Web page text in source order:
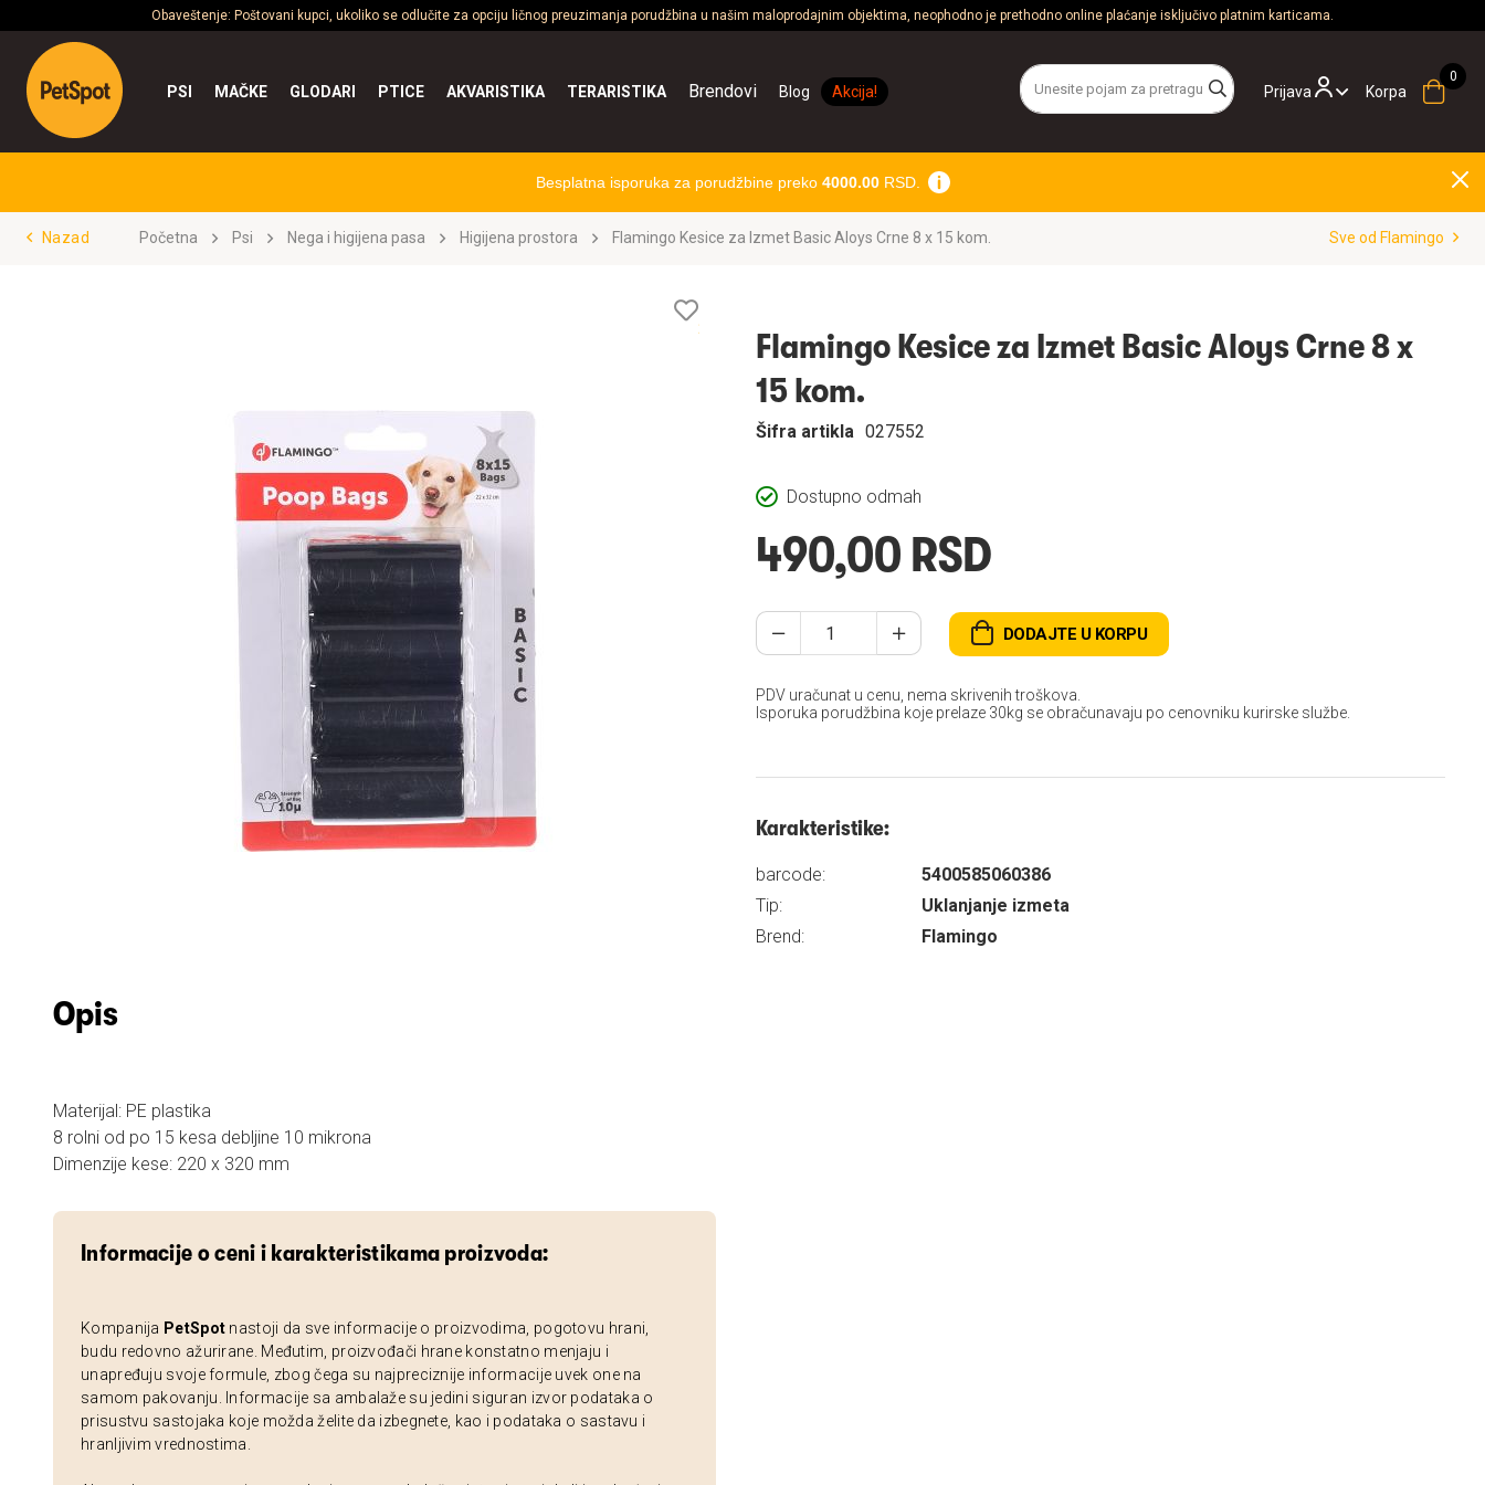
Obaveštenje: Poštovani kupci, ukoliko se odlučite za opciju ličnog preuzimanja porudžbina u našim maloprodajnim objektima, neophodno je prethodno online plaćanje isključivo platnim karticama.
Prijava
PSI MAČKE GLODARI PTICE AKVARISTIKA TERARISTIKA Brendovi Blog Akcija! Korpa
Besplatna isporuka za porudžbine preko 4000.00RSD.
Nazad Početna Psi Nega i higijena pasa Higijena prostora Flamingo Kesice za Izmet Basic Aloys Crne 8 x 15 kom. Sve od Flamingo
Opis
Materijal: PE plastika
8 rolni od po 15 kesa debljine 10 mikrona
Dimenzije kese: 220 x 320 mm
Informacije o ceni i karakteristikama proizvoda:
Kompanija PetSpot nastoji da sve informacije o proizvodima, pogotovu hrani,
budu redovno ažurirane. Međutim, proizvođači hrane konstatno menjaju i
unapređuju svoje formule, zbog čega su najpreciznije informacije uvek one na
samom pakovanju. Informacije sa ambalaže su jedini siguran izvor podataka o
prisustvu sastojaka koje možda želite da izbegnete, kao i podataka o sastavu i
hranljivim vrednostima.
želja
Flamingo Kesice za Izmet Basic Aloys Crne 8 x
15 kom.
Dostupno odmah
Šifra artikla 027552
490,00 RSD
DODAJTE U KORPU
PDV uračunat u cenu, nema skrivenih troškova.
Isporuka porudžbina koje prelaze 30kg se obračunavaju po cenovniku kurirske službe.
Karakteristike:
barcode:
5400585060386
Tip:
Uklanjanje izmeta
Brend:
Flamingo